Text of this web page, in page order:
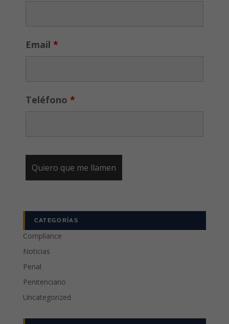
Email *
Teléfono *
CATEGORÍAS
Compliance
Noticias
Penal
Penitenciario
Uncategorized